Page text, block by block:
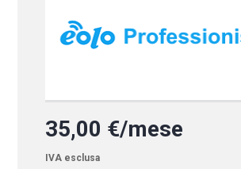
35,00 €/mese
IVA esclusa